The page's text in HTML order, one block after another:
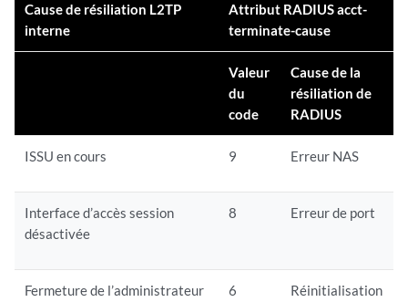
Cause de résiliation L2TP
interne
Attribut RADIUS acct-
terminate-cause
Valeur
du
code
Cause de la
résiliation de
RADIUS
ISSU en cours 9 Erreur NAS
Interface d’accès session
désactivée
8 Erreur de port
Fermeture de l’administrateur
6
Réinitialisation